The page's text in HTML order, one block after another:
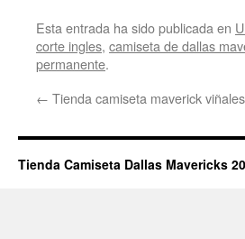
Esta entrada ha sido publicada en
corte ingles, camiseta de dallas
permanente.
← Tienda camiseta maverick
Tienda Camiseta Dallas Mavericks